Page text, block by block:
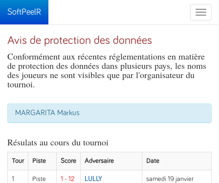
Toggle
SoftPeelR
Avis de protection des données
Conformément aux récentes réglementations en matière
de protection des données dans plusieurs pays, les noms
des joueurs ne sont visibles que par l'organisateur du
tournoi.
MARGARITA Markus
Résulats au cours du tournoi
Tour Piste Score Adversaire Date
1
Piste
1 - 12 LULLY
samedi 19 janvier